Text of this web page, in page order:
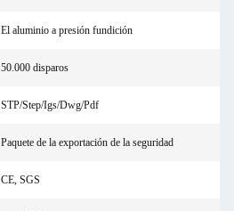
El aluminio a presión fundición
50.000 disparos
STP/Step/Igs/Dwg/Pdf
Paquete de la exportación de la seguridad
CE, SGS